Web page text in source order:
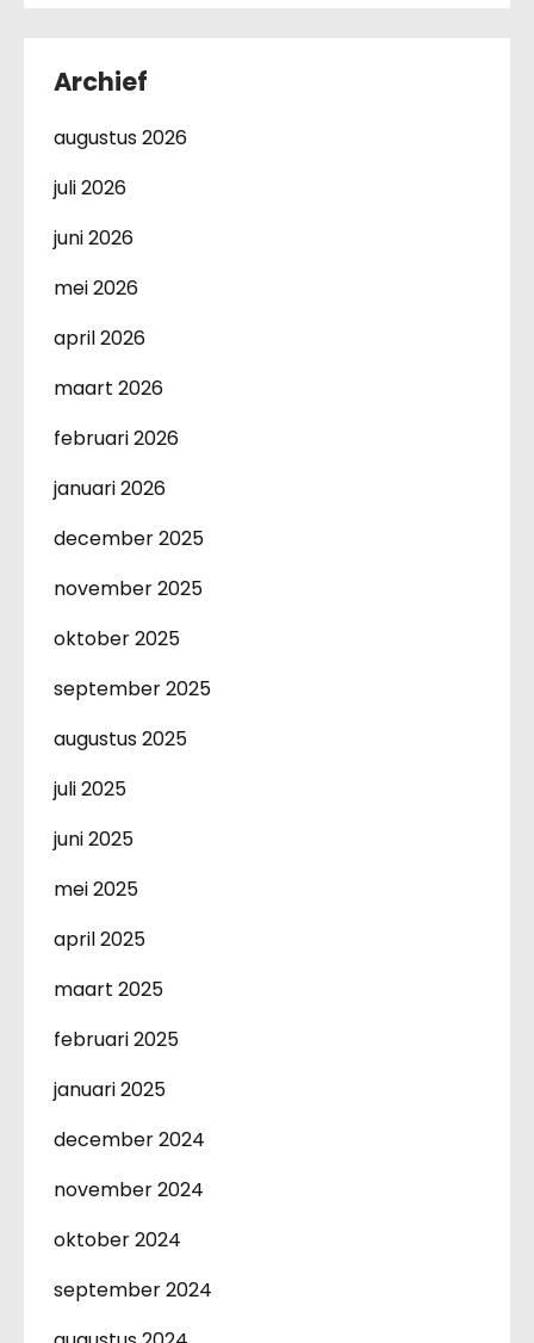
Archief
augustus 2026
juli 2026
juni 2026
mei 2026
april 2026
maart 2026
februari 2026
januari 2026
december 2025
november 2025
oktober 2025
september 2025
augustus 2025
juli 2025
juni 2025
mei 2025
april 2025
maart 2025
februari 2025
januari 2025
december 2024
november 2024
oktober 2024
september 2024